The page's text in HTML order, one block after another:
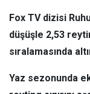
Fox TV dizisi
düşüşle 2,53
sıralamasında
Yaz sezonunda